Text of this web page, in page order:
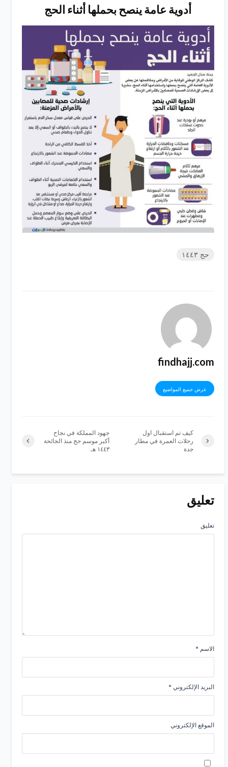
أدوية عامة ينصح بحملها أثناء الحج
حج ١٤٤٣
findhajj.com
عرض جميع المواضيع
جهود المملكة في نجاح
أكبر موسم حج منذ الجائحة
١٤٤٣ هـ
كيف تم استقبال اول
رحلات العمرة في مطار
جدة
تعليق
تعليق
الاسم*
البريد الإلكتروني*
الموقع الإلكتروني